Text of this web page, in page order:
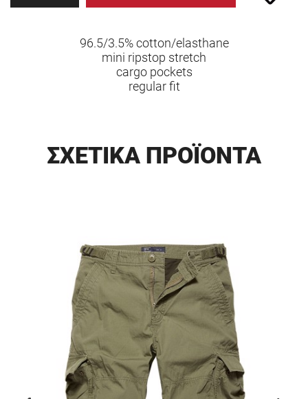
96.5/3.5% cotton/elasthane
mini ripstop stretch
cargo pockets
regular fit
ΣΧΕΤΙΚΑ ΠΡΟΪΟΝΤΑ